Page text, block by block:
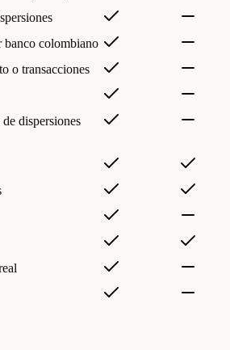
banco colombiano
o transacciones
dispersiones